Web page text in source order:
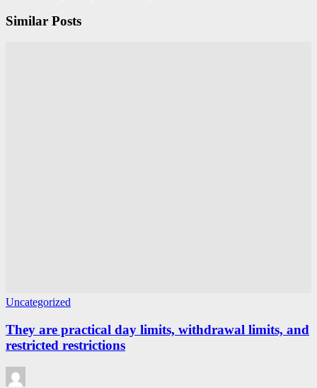
Similar Posts
Uncategorized
They are practical day limits, withdrawal limits, and
restricted restrictions